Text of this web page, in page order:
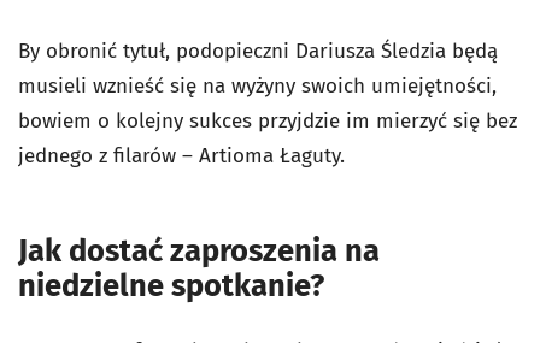
By obronić tytuł, podopieczni Dariusza Śledzia będą
musieli wznieść się na wyżyny swoich umiejętności,
bowiem o kolejny sukces przyjdzie im mierzyć się bez
jednego z filarów – Artioma Łaguty.
Jak dostać zaproszenia na
niedzielne spotkanie?